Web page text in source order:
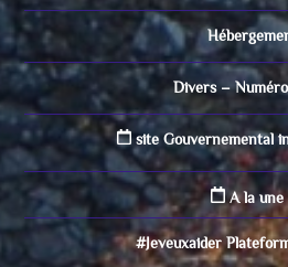
Divers –
site Gouvernemental
A la une
#Jeveuxaider